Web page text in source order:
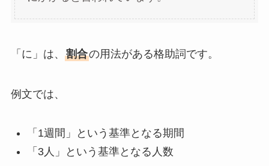
「に」は、 割合の用法がある格助詞です。
例文では、
「1週間」という基準となる期間
「3人」という基準となる人数